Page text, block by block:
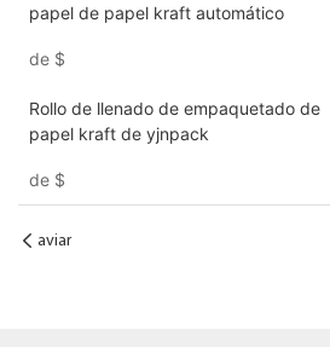
papel de papel kraft automático
de $
Rollo de llenado de empaquetado de
papel kraft de yjnpack
de $
aviar